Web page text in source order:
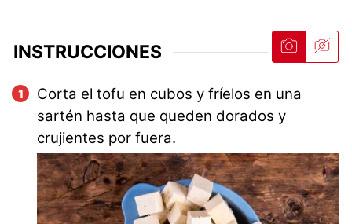
INSTRUCCIONES
Corta el tofu en cubos y fríelos en una
sartén hasta que queden dorados y
crujientes por fuera.